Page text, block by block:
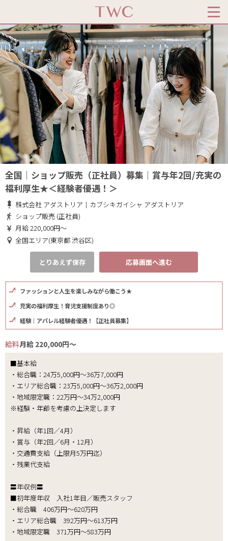
全国｜ショップ販売（正社員）募集｜賞与年2回/充実の
福利厚生★＜経験者優遇！＞
株式会社 アダストリア｜カブシキガイシャ アダストリア
ショップ販売 (正社員)
月給 220,000円～
全国エリア(東京都 渋谷区)
とりあえず保存 応募画面へ進む
ファッションと人生を楽しみながら働こう★
充実の福利厚生！育児支援制度あり◎
経験｜アパレル経験者優遇！【正社員募集】
給料月給 220,000円～
■基本給
・総合職：24万5,000円～36万7,000円
・エリア総合職：23万5,000円～36万2,000円
・地域限定職：22万円～34万2,000円
※経験・年齢を考慮の上決定します
・昇給（年1回／4月）
・賞与（年2回／6月・12月）
・交通費支給（上限月5万円迄）
・残業代支給
〓年収例〓
■初年度年収 入社1年目／販売スタッフ
・総合職 406万円～620万円
・エリア総合職 392万円～613万円
・地域限定職 371万円～583万円